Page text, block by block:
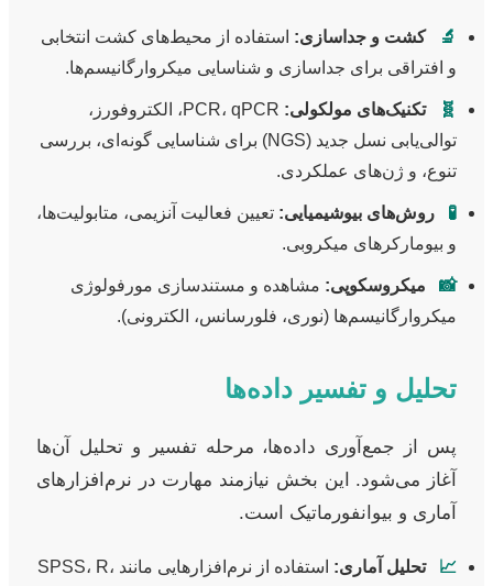
🔬 کشت و جداسازی: استفاده از محیط‌های کشت انتخابی
و افتراقی برای جداسازی و شناسایی میکروارگانیسم‌ها.
🧬 تکنیک‌های مولکولی:
PCR، qPCR، الکتروفورز،
توالی‌یابی نسل جدید (NGS) برای شناسایی گونه‌ای، بررسی
تنوع، و ژن‌های عملکردی.
🧪 روش‌های بیوشیمیایی: تعیین فعالیت آنزیمی، متابولیت‌ها،
و بیومارکرهای میکروبی.
📸 میکروسکوپی: مشاهده و مستندسازی مورفولوژی
میکروارگانیسم‌ها (نوری، فلورسانس، الکترونی).
تحلیل و تفسیر داده‌ها
پس از جمع‌آوری داده‌ها، مرحله تفسیر و تحلیل آن‌ها
آغاز می‌شود. این بخش نیازمند مهارت در نرم‌افزارهای
آماری و بیوانفورماتیک است.
📈 تحلیل آماری:
استفاده از نرم‌افزارهایی مانند SPSS، R،